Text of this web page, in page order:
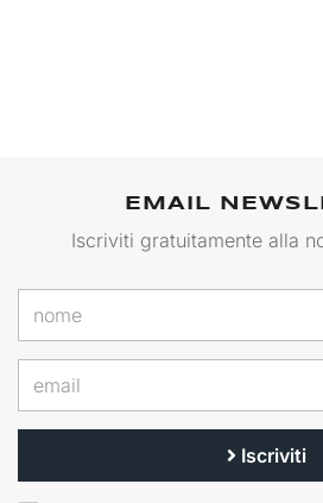
EMAIL
Iscriviti gratuitamente alla
Iscriviti